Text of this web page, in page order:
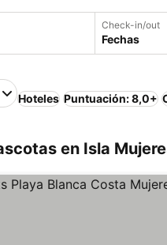
Check-in/out
Fechas
Hoteles Puntuación: 8,0+
en Isla